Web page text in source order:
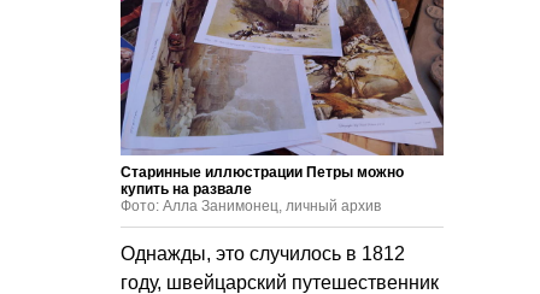
Старинные иллюстрации Петры можно
купить на развале
Фото: Алла Занимонец, личный архив
Однажды, это случилось в 1812
году, швейцарский путешественник